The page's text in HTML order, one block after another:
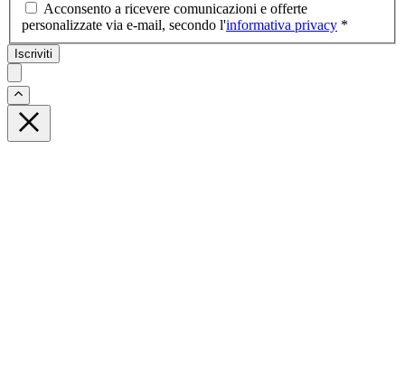
Acconsento a ricevere comunicazioni e offerte
personalizzate via e-mail, secondo l'informativa privacy *
Iscriviti